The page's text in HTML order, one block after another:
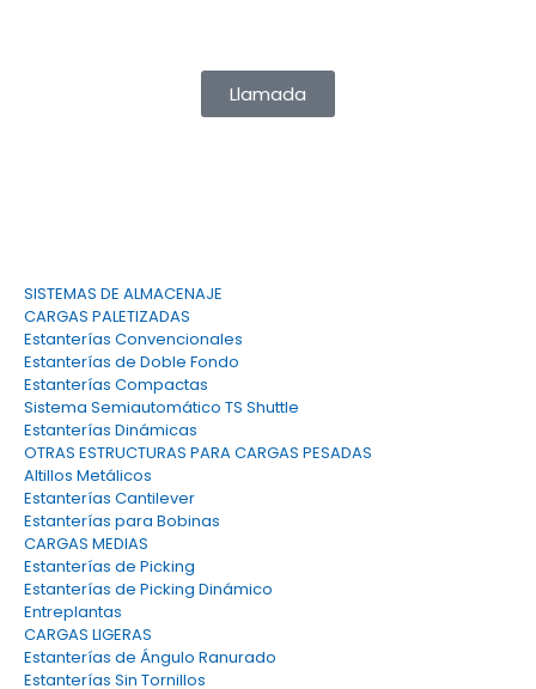
Llamada
SISTEMAS DE ALMACENAJE
CARGAS PALETIZADAS
Estanterías Convencionales
Estanterías de Doble Fondo
Estanterías Compactas
Sistema Semiautomático TS Shuttle
Estanterías Dinámicas
OTRAS ESTRUCTURAS PARA CARGAS PESADAS
Altillos Metálicos
Estanterías Cantilever
Estanterías para Bobinas
CARGAS MEDIAS
Estanterías de Picking
Estanterías de Picking Dinámico
Entreplantas
CARGAS LIGERAS
Estanterías de Ángulo Ranurado
Estanterías Sin Tornillos